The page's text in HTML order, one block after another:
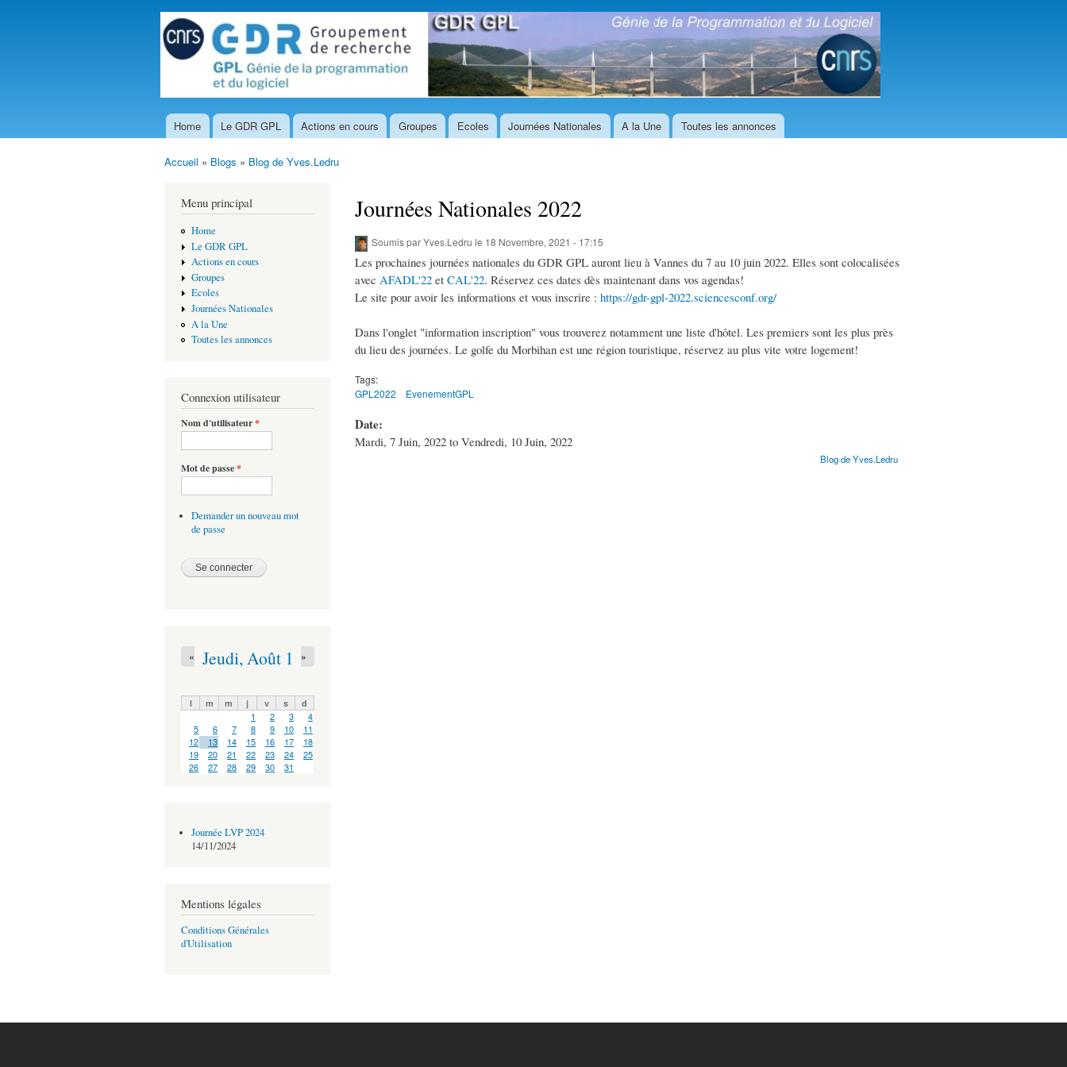
Aller au
contenu
principal
Menu principal
Home Le GDR GPL Actions en cours Groupes Ecoles Journées Nationales A la Une Toutes les annonces
Accueil » Blogs » Blog de Yves.Ledru
Menu principal
Home
Le GDR GPL
Actions en cours
Groupes
Ecoles
Journées Nationales
A la Une
Toutes les annonces
Connexion utilisateur
Nom d'utilisateur*
Mot de passe*
Demander un nouveau mot
de passe
Jeudi, Août 1
« »
l m m j v s d
1 2 3
4
5
6 7 8 9 10
11
12
13 14 15 16 17
18
19
20 21 22 23 24
25
26
27 28 29 30 31
Journée LVP 2024
14/11/2024
Mentions légales
Conditions Générales
d'Utilisation
Journées Nationales 2022
Soumis parYves.Ledru le 18 Novembre, 2021 - 17:15
Les prochaines journées nationales du GDR GPL auront lieu à Vannes du 7 au 10 juin 2022. Elles sont colocalisées
avec AFADL'22 et CAL'22. Réservez ces dates dès maintenant dans vos agendas!
Le site pour avoir les informations et vous inscrire : https://gdr-gpl-2022.sciencesconf.org/
Dans l'onglet "information inscription" vous trouverez notamment une liste d'hôtel. Les premiers sont les plus près
du lieu des journées. Le golfe du Morbihan est une région touristique, réservez au plus vite votre logement!
Tags:
GPL2022
EvenementGPL
Date:
Mardi, 7 Juin, 2022 to Vendredi, 10 Juin, 2022
Blog de Yves.Ledru